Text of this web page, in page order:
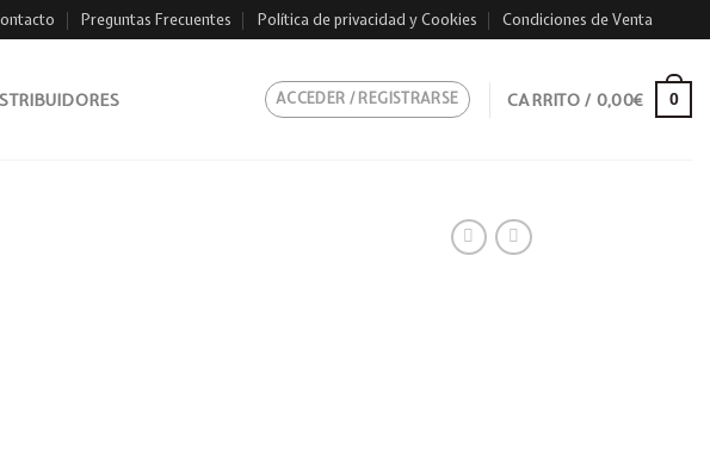
Preguntas Frecuentes Política de privacidad y Cookies Condiciones de Venta
ACCEDER / REGISTRARSE CARRITO / 0,00€ 0